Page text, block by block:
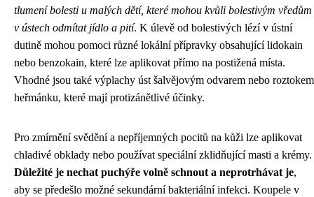
tlumení bolesti u malých dětí, které mohou kvůli bolestivým vředům
v ústech odmítat jídlo a pití. K úlevě od bolestivých lézí v ústní
dutině mohou pomoci různé lokální přípravky obsahující lidokain
nebo benzokain, které lze aplikovat přímo na postižená místa.
Vhodné jsou také výplachy úst šalvějovým odvarem nebo roztokem
heřmánku, které mají protizánětlivé účinky.
Pro zmírnění svědění a nepříjemných pocitů na kůži lze aplikovat
chladivé obklady nebo používat speciální zklidňující masti a krémy.
Důležité je nechat puchýře volně schnout a neprotrhávat je,
aby se předešlo možné sekundární bakteriální infekci. Koupele v